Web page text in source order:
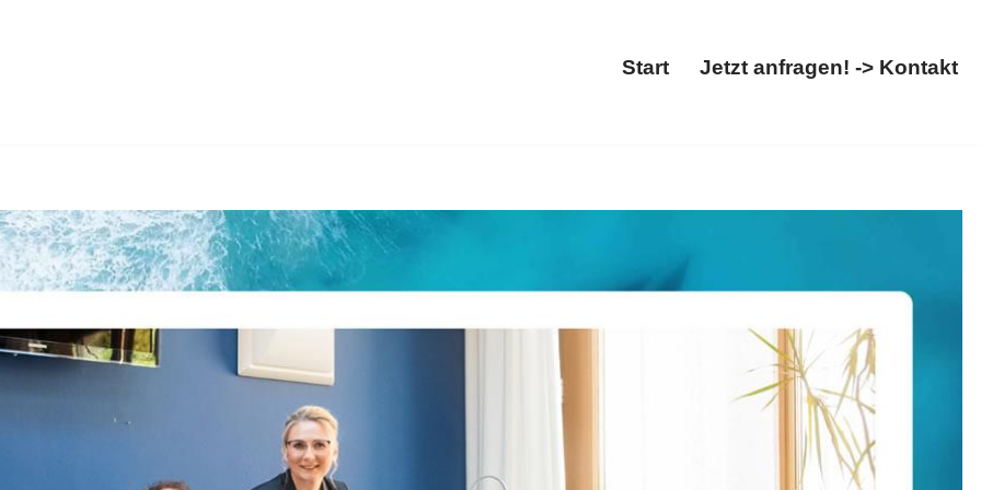
Start Jetzt anfragen! -> Kontakt
und ✓Nachfolgeberatung, Gründungsberatung, Buchhaltung, Steuern optimieren. ➡️
✓Gründungsberatung, ✓Buchhaltung, ✓Nachfolgeberatung als auch ✓Steuern optimieren für Westerngrund. Ihre